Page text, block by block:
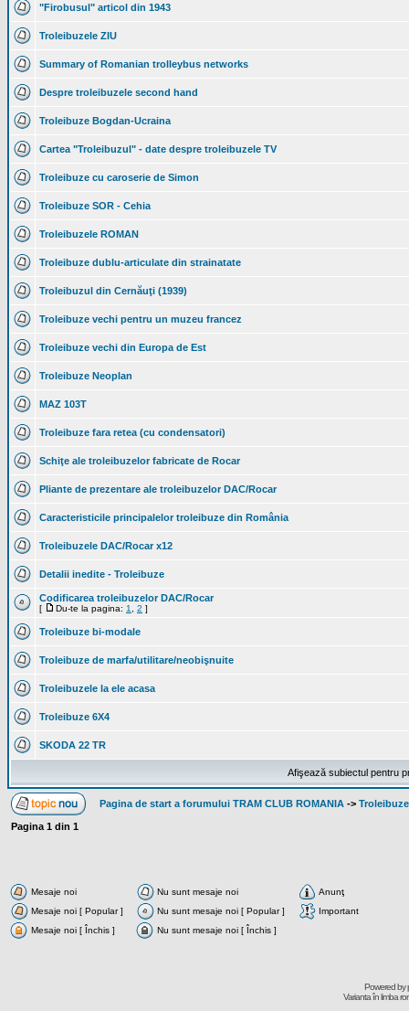
"Firobusul" articol din 1943
Troleibuzele ZIU
Summary of Romanian trolleybus networks
Despre troleibuzele second hand
Troleibuze Bogdan-Ucraina
Cartea "Troleibuzul" - date despre troleibuzele TV
Troleibuze cu caroserie de Simon
Troleibuze SOR - Cehia
Troleibuzele ROMAN
Troleibuze dublu-articulate din strainatate
Troleibuzul din Cernăuţi (1939)
Troleibuze vechi pentru un muzeu francez
Troleibuze vechi din Europa de Est
Troleibuze Neoplan
MAZ 103T
Troleibuze fara retea (cu condensatori)
Schiţe ale troleibuzelor fabricate de Rocar
Pliante de prezentare ale troleibuzelor DAC/Rocar
Caracteristicile principalelor troleibuze din România
Troleibuzele DAC/Rocar x12
Detalii inedite - Troleibuze
Codificarea troleibuzelor DAC/Rocar
[ Du-te la pagina: 1 2 ]
Troleibuze bi-modale
Troleibuze de marfa/utilitare/neobişnuite
Troleibuzele la ele acasa
Troleibuze 6X4
SKODA 22 TR
Afişează subiectul pentru
Pagina de start a forumului TRAM CLUB ROMANIA -> Troleibuze
Pagina 1 din 1
Mesaje noi Nu sunt mesaje noi
Anunţ
Mesaje noi [ Popular ]
Nu sunt mesaje noi [ Popular ]
Important
Mesaje noi [ Închis ]
Nu sunt mesaje noi [ Închis ]
Powered by
Varianta în limba